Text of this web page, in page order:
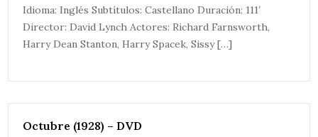
Idioma: Inglés Subtítulos: Castellano Duración: 111′
Director: David Lynch Actores: Richard Farnsworth,
Harry Dean Stanton, Harry Spacek, Sissy […]
Octubre (1928) – DVD